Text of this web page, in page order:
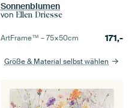
Sonnenblumen
von Ellen Driesse
ArtFrame™ –75×50cm 171,-
Größe & Material selbst wählen